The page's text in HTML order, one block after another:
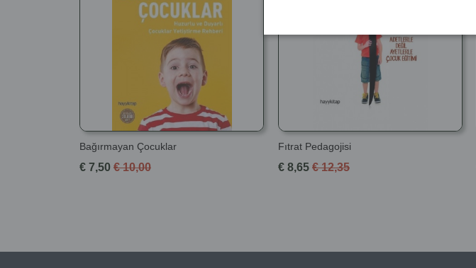
Bağırmayan Çocuklar
€ 7,50 € 10,00
Fıtrat Pedagojisi
€ 8,65 € 12,35